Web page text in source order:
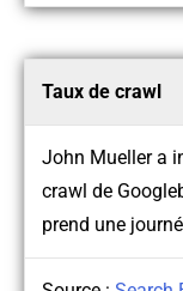
Taux de crawl
John Mueller a
crawl de
prend une